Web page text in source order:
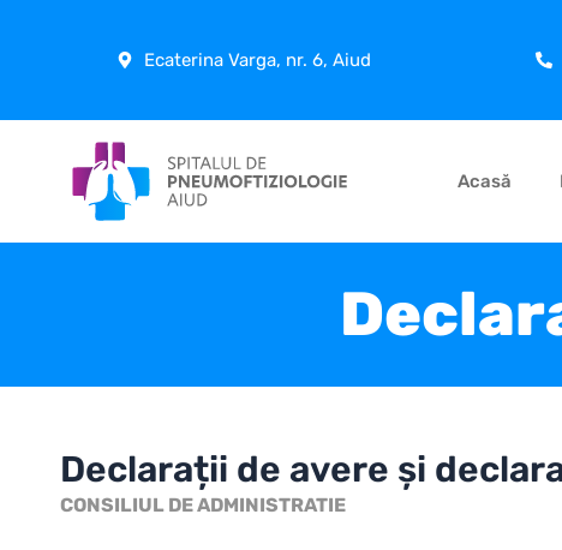
Ecaterina Varga, nr. 6, Aiud
Acasă
Declarații de avere și
CONSILIUL DE ADMINISTRATIE